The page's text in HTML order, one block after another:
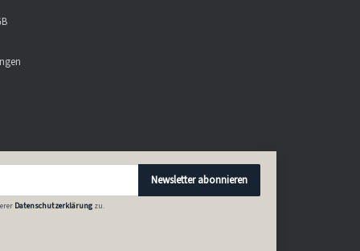
Newsletter abonnieren
Datenschutzerklärung zu.